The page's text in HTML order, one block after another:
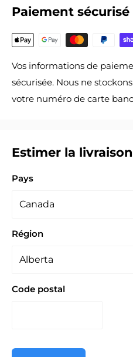
Paiement sécurisé
Vos informations de
sécurisée. Nous ne
votre numéro de carte
Estimer la livraison
Pays
Région
Code postal